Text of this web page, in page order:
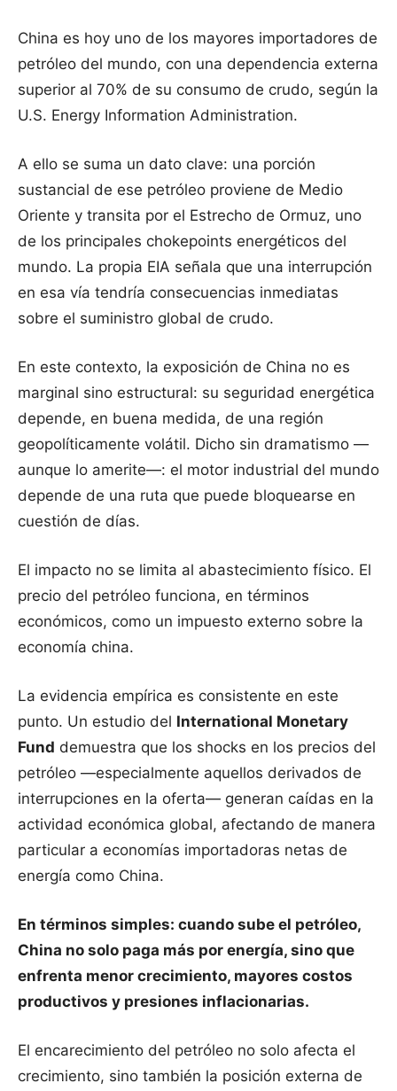
China es hoy uno de los mayores importadores de
petróleo del mundo, con una dependencia externa
superior al 70% de su consumo de crudo, según la
U.S. Energy Information Administration.
A ello se suma un dato clave: una porción
sustancial de ese petróleo proviene de Medio
Oriente y transita por el Estrecho de Ormuz, uno
de los principales chokepoints energéticos del
mundo. La propia EIA señala que una interrupción
en esa vía tendría consecuencias inmediatas
sobre el suministro global de crudo.
En este contexto, la exposición de China no es
marginal sino estructural: su seguridad energética
depende, en buena medida, de una región
geopolíticamente volátil. Dicho sin dramatismo —
aunque lo amerite—: el motor industrial del mundo
depende de una ruta que puede bloquearse en
cuestión de días.
El impacto no se limita al abastecimiento físico. El
precio del petróleo funciona, en términos
económicos, como un impuesto externo sobre la
economía china.
La evidencia empírica es consistente en este
punto. Un estudio del International Monetary
Fund demuestra que los shocks en los precios del
petróleo —especialmente aquellos derivados de
interrupciones en la oferta— generan caídas en la
actividad económica global, afectando de manera
particular a economías importadoras netas de
energía como China.
En términos simples: cuando sube el petróleo,
China no solo paga más por energía, sino que
enfrenta menor crecimiento, mayores costos
productivos y presiones inflacionarias.
El encarecimiento del petróleo no solo afecta el
crecimiento, sino también la posición externa de